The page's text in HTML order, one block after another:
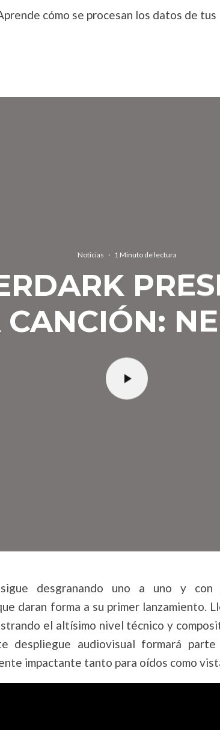
cómo se procesan los datos de tus
Noticias · 1 Minuto de lectura
CANCIÓN:
desgranando uno a uno y con
daran forma a su primer lanzamiento.
el altísimo nivel técnico y
despliegue audiovisual formará parte
impactante tanto para oídos como